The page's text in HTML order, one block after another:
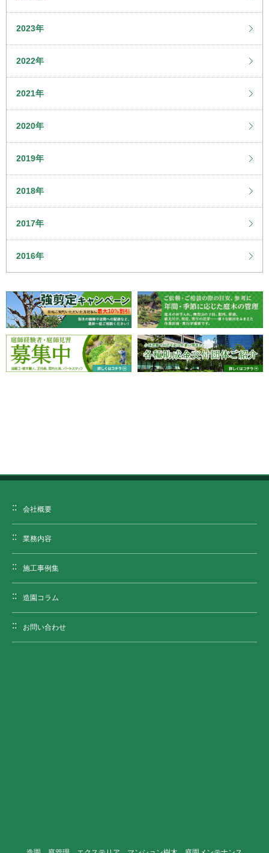
2023年
2022年
2021年
2020年
2019年
2018年
2017年
2016年
会社概要
業務内容
施工事例集
造園コラム
お問い合わせ